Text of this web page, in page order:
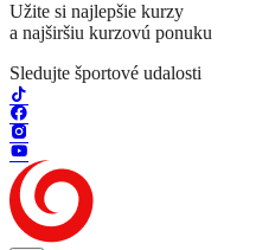
Užite si najlepšie kurzy
a najširšiu kurzovú ponuku
Sledujte športové udalosti